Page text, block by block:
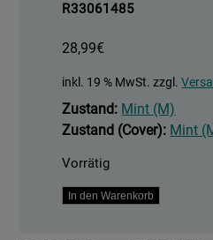
R33061485
28,99€
inkl. 19 % MwSt. zzgl.
Zustand: Mint (M)
Zustand (Cover): Mint
Vorrätig
MYT
In den Warenkorb